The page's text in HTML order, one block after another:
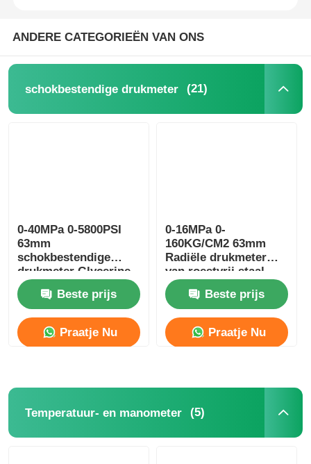
ANDERE CATEGORIEËN VAN ONS
schokbestendige drukmeter (21)
0-40MPa 0-5800PSI
63mm
schokbestendige
drukmeter Glycerine
gevulde hydraulische
krachtcentrale
Monitoring
Beste prijs
Praatje Nu
0-16MPa 0-
160KG/CM2 63mm
Radiële drukmeter
van roestvrij staal
Glycerine gevuld
Beste prijs
Praatje Nu
Temperatuur- en manometer (5)